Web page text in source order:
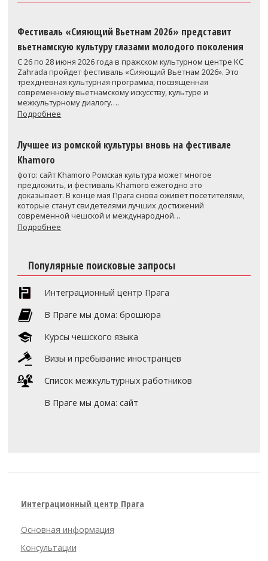
Фестиваль «Сияющий Вьетнам 2026» представит
вьетнамскую культуру глазами молодого поколения
С 26 по 28 июня 2026 года в пражском культурном центре KC
Zahrada пройдет фестиваль «Сияющий Вьетнам 2026». Это
трехдневная культурная программа, посвященная
современному вьетнамскому искусству, культуре и
межкультурному диалогу….
Подробнее
Лучшее из ромской культуры вновь на фестивале
Khamoro
фото: сайт Khamoro Ромская культура может многое
предложить, и фестиваль Khamoro ежегодно это
доказывает. В конце мая Прага снова оживёт посетителями,
которые станут свидетелями лучших достижений
современной чешской и международной…
Подробнее
Популярные поисковые запросы
Интеграционный центр Прага
В Праге мы дома: брошюра
Курсы чешского языка
Визы и пребывание иностранцев
Список межкультурных работников
В Праге мы дома: сайт
Интеграционный центр Прага
Основная информация
Консультации